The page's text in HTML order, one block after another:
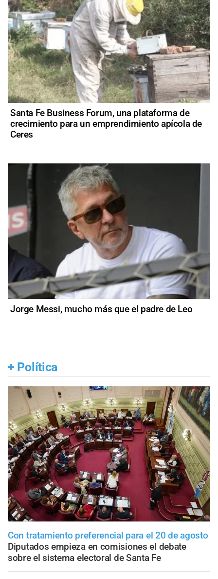
Santa Fe Business Forum, una plataforma de
crecimiento para un emprendimiento apícola de
Ceres
Jorge Messi, mucho más que el padre de Leo
+ Política
Con tratamiento preferencial para el 20 de agosto
Diputados empieza en comisiones el debate
sobre el sistema electoral de Santa Fe